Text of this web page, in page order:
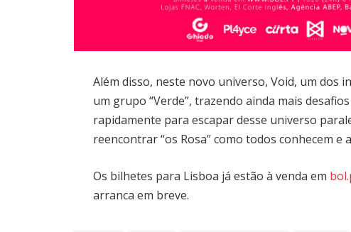
Além disso, neste novo universo, Void, um dos
um grupo “Verde”, trazendo ainda mais
rapidamente para escapar desse universo
reencontrar “os Rosa” como todos conhecem e
Os bilhetes para Lisboa já estão à venda em
arranca em breve.